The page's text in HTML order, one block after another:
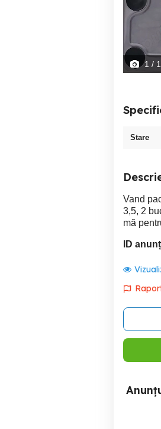
1 / 1
Stare
Vand
3,5, 2
mă
ID anunț